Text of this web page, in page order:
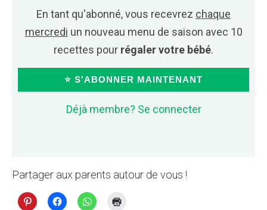
En tant qu'abonné, vous recevrez chaque
mercredi un nouveau menu de saison avec 10
recettes pour régaler votre bébé.
⭐ S'ABONNER MAINTENANT
Déjà membre? Se connecter
Partager aux parents autour de vous !